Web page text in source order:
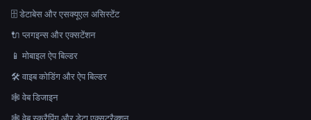
🗄️ डेटाबेस और एसक्यूएल असिस्टेंट
🔌 प्लगइन्स और एक्सटेंशन
📱 मोबाइल ऐप बिल्डर
🛠️ वाइब कोडिंग और ऐप बिल्डर
🕸 वेब डिजाइन